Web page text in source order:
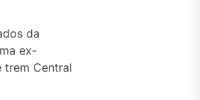
da
ex-
trem Central